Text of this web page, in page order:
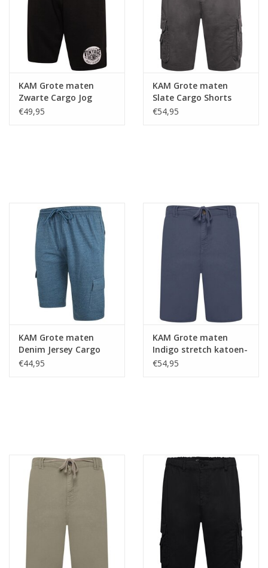
KAM Grote maten
Zwarte Cargo Jog
Short
€49,95
KAM Grote maten
Slate Cargo Shorts
€54,95
KAM Grote maten
Denim Jersey Cargo
Short
€44,95
KAM Grote maten
Indigo stretch katoen-
linnen shorts
€54,95